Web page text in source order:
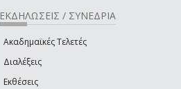
ΕΚΔΗΛΩΣΕΙΣ / ΣΥΝΕΔΡΙΑ
Ακαδημαϊκές Τελετές
Διαλέξεις
Εκθέσεις